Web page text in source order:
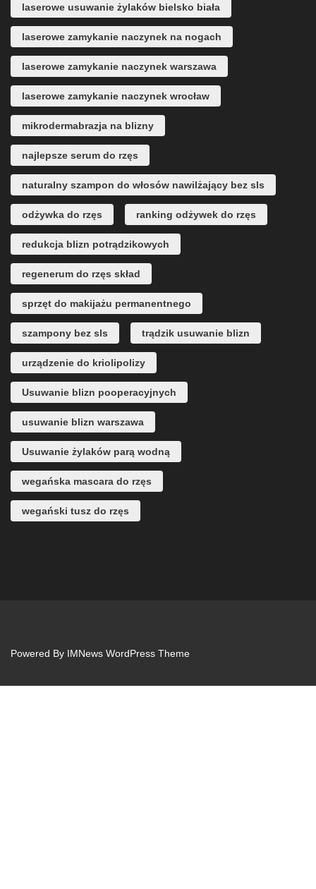
laserowe usuwanie żylaków bielsko biała
laserowe zamykanie naczynek na nogach
laserowe zamykanie naczynek warszawa
laserowe zamykanie naczynek wrocław
mikrodermabrazja na blizny
najlepsze serum do rzęs
naturalny szampon do włosów nawilżający bez sls
odżywka do rzęs ranking odżywek do rzęs
redukcja blizn potrądzikowych
regenerum do rzęs skład
sprzęt do makijażu permanentnego
szampony bez sls trądzik usuwanie blizn
urządzenie do kriolipolizy
Usuwanie blizn pooperacyjnych
usuwanie blizn warszawa
Usuwanie żylaków parą wodną
wegańska mascara do rzęs
wegański tusz do rzęs
Powered By IMNews WordPress Theme